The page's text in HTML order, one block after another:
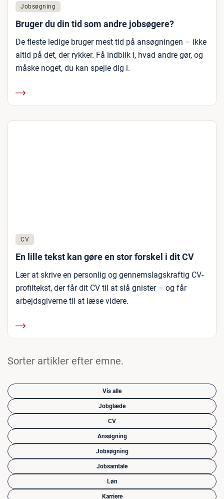
Jobsøgning
Bruger du din tid som andre jobsøgere?
De fleste ledige bruger mest tid på ansøgningen – ikke
altid på det, der rykker. Få indblik i, hvad andre gør, og
måske noget, du kan spejle dig i.
CV
En lille tekst kan gøre en stor forskel i dit CV
Lær at skrive en personlig og gennemslagskraftig CV-
profiltekst, der får dit CV til at slå gnister – og får
arbejdsgiverne til at læse videre.
Sorter artikler efter emne.
Vis alle
Jobglæde
CV
Ansøgning
Jobsøgning
Jobsamtale
Løn
Karriere